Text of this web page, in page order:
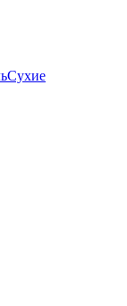
Сухие